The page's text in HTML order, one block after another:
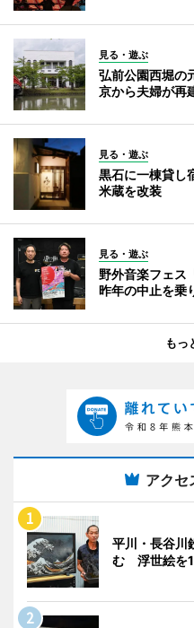
見る・遊ぶ
弘前公園西堀
京から夫婦が再
見る・遊ぶ
黒石に一棟貸
米蔵を改装
見る・遊ぶ
野外音楽フェス
昨年の中止を乗
もっ
アクセ
平川・長谷川
む 浮世絵を